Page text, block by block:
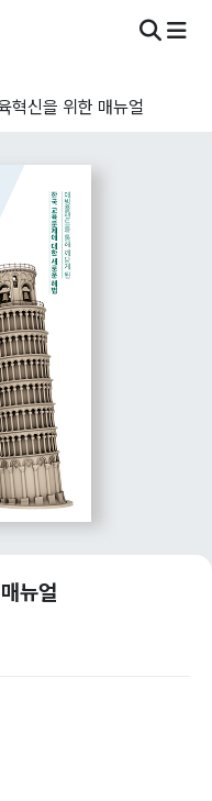
혁신을 위한 매뉴얼
뉴얼